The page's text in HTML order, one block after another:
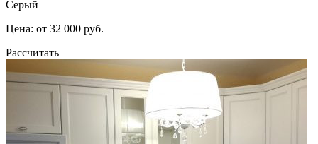
Серый
Цена: от 32 000 руб.
Рассчитать